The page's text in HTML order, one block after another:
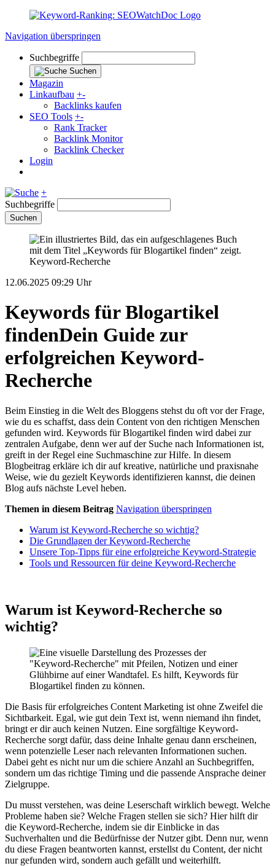
Navigation überspringen
Suchbegriffe
Suchen
Magazin
Linkaufbau +-
Backlinks kaufen
SEO Tools +-
Rank Tracker
Backlink Monitor
Backlink Checker
Login
+
Suchbegriffe
Suchen
Keyword-Recherche
12.06.2025 09:29 Uhr
Keywords für Blogartikel
findenDein Guide zur
erfolgreichen Keyword-
Recherche
Beim Einstieg in die Welt des Bloggens stehst du oft vor der Frage,
wie du es schaffst, dass dein Content von den richtigen Menschen
gefunden wird. Keywords für Blogartikel finden wird dabei zur
zentralen Aufgabe, denn wer auf der Suche nach Informationen ist,
greift in der Regel eine Suchmaschine zur Hilfe. In diesem
Blogbeitrag erkläre ich dir auf kreative, natürliche und praxisnahe
Weise, wie du gezielt Keywords identifizieren kannst, die deinen
Blog aufs nächste Level heben.
Themen in diesem Beitrag Navigation überspringen
Warum ist Keyword-Recherche so wichtig?
Die Grundlagen der Keyword-Recherche
Unsere Top-Tipps für eine erfolgreiche Keyword-Strategie
Tools und Ressourcen für deine Keyword-Recherche
Warum ist Keyword-Recherche so
wichtig?
Die Basis für erfolgreiches Content Marketing ist ohne Zweifel die
Sichtbarkeit. Egal, wie gut dein Text ist, wenn niemand ihn findet,
bringt er dir auch keinen Nutzen. Eine sorgfältige Keyword-
Recherche sorgt dafür, dass deine Inhalte genau dann erscheinen,
wenn potenzielle Leser nach relevanten Informationen suchen.
Dabei geht es nicht nur um die schiere Anzahl an Suchbegriffen,
sondern um das richtige Timing und die passende Ansprache deiner
Zielgruppe.
Du musst verstehen, was deine Leserschaft wirklich bewegt. Welche
Probleme haben sie? Welche Fragen stellen sie sich? Hier hilft dir
die Keyword-Recherche, indem sie dir Einblicke in das
Suchverhalten und die Bedürfnisse der Nutzer gibt. Denn nur, wenn
du diese Fragen beantworten kannst, erstellst du Content, der nicht
nur gefunden wird, sondern auch gefällt und weiterhilft.